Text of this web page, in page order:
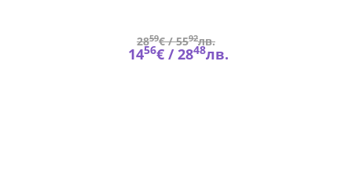
2859€ /5592лв.
1456€ /2848лв.